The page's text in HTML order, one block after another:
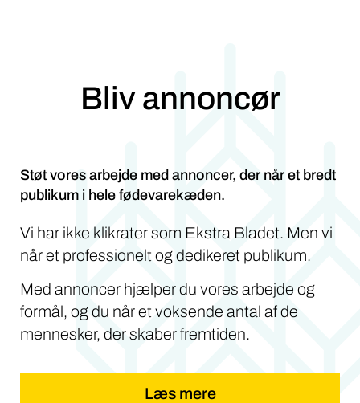
Bliv annoncør
Støt vores arbejde med annoncer, der når et bredt
publikum i hele fødevarekæden.
Vi har ikke klikrater som Ekstra Bladet. Men vi
når et professionelt og dedikeret publikum.
Med annoncer hjælper du vores arbejde og
formål, og du når et voksende antal af de
mennesker, der skaber fremtiden.
Læs mere